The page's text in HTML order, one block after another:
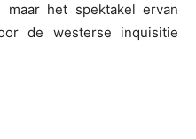
het spektakel ervan
de westerse inquisitie